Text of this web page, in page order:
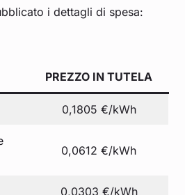
i dettagli di spesa:
PREZZO IN TUTELA
0,1805 €/kWh
0,0612 €/kWh
0,0303 €/kWh